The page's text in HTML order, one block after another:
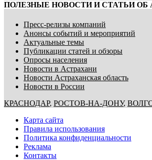
ПОЛЕЗНЫЕ НОВОСТИ И СТАТЬИ ОБ
Пресс-релизы компаний
Анонсы событий и мероприятий
Актуальные темы
Публикации статей и обзоры
Опросы населения
Новости в Астрахани
Новости Астраханская область
Новости в России
КРАСНОДАР, РОСТОВ-НА-ДОНУ,
Карта сайта
Правила использования
Политика конфиденциальности
Реклама
Контакты